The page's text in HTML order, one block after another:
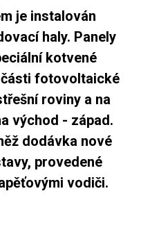
je instalován
haly. Panely
kotvené
fotovoltaické
roviny a na
východ - západ.
dodávka nové
provedené
vodiči.